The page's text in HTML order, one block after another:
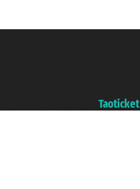
Taoticket